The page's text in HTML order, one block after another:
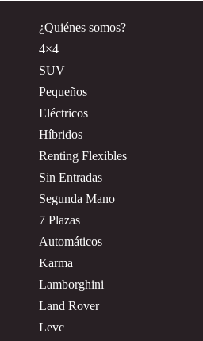
¿Quiénes somos?
4×4
SUV
Pequeños
Eléctricos
Híbridos
Renting Flexibles
Sin Entradas
Segunda Mano
7 Plazas
Automáticos
Karma
Lamborghini
Land Rover
Levc